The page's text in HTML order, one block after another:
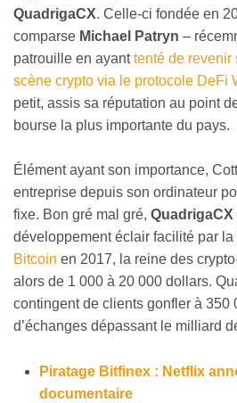
QuadrigaCX. Celle-ci fondée en
comparse Michael Patryn –
patrouille en ayanttenté de revenir
scène crypto via le protocole DeFi
petit, assis sa réputation au point
bourse la plus importante du pays.
Élément ayant son importance,
entreprise depuis son ordinateur
fixe. Bon gré mal gré, QuadrigaCX
développement éclair facilité par
Bitcoin en 2017, la reine des
alors de 1 000 à 20 000 dollars.
contingent de clients gonfler à 350
d’échanges dépassant le milliard
Piratage Bitfinex : Netflix
documentaire